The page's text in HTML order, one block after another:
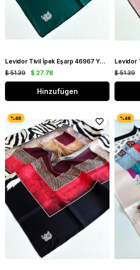
Levidor Tivil İpek Eşarp 46967 Yeşil Karışık Desen
$ 27.78
$ 51.39
Hinzufügen
$ 51.39